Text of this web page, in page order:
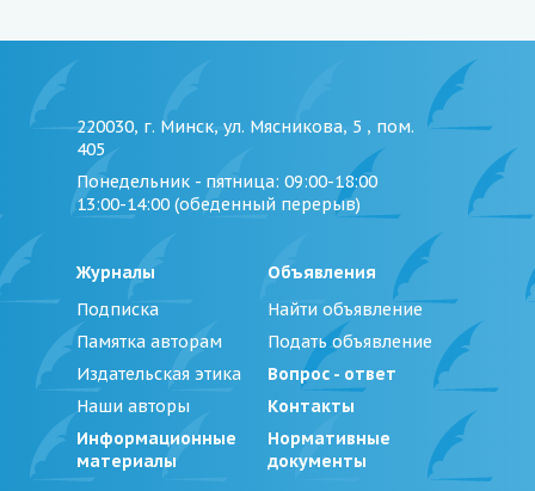
220030, г. Минск, ул. Мясникова, 5 , пом.
405
Понедельник - пятница: 09:00-18:00
13:00-14:00 (обеденный перерыв)
Журналы
Подписка
Памятка авторам
Издательская этика
Наши авторы
Информационные
материалы
Объявления
Найти объявление
Подать объявление
Вопрос - ответ
Контакты
Нормативные
документы